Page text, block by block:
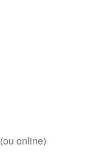
online)